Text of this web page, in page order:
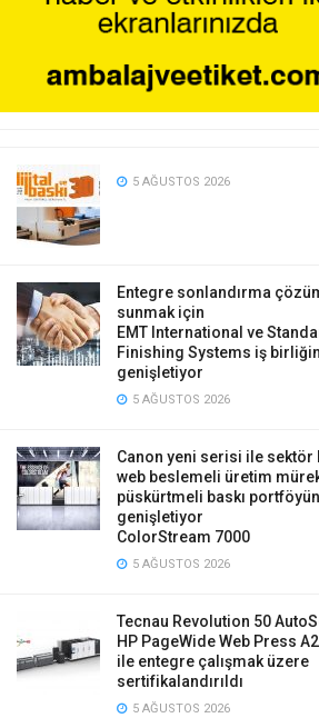
5 AĞUSTOS 2026
Entegre sonlandırma
sunmak için
EMT International ve
Finishing Systems iş
genişletiyor
5 AĞUSTOS 2026
Canon yeni serisi ile sektör
web beslemeli üretim
püskürtmeli baskı
genişletiyor
ColorStream 7000
5 AĞUSTOS 2026
Tecnau Revolution 50
HP PageWide Web Press
ile entegre çalışmak üzere
sertifikalandırıldı
5 AĞUSTOS 2026